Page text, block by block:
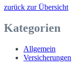
zurück zur Übersicht
Kategorien
Allgemein
Versicherungen